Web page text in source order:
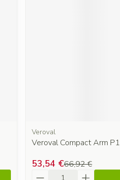
Veroval
Veroval Compact Arm P1
66,92 €
53,54 €
Quantité